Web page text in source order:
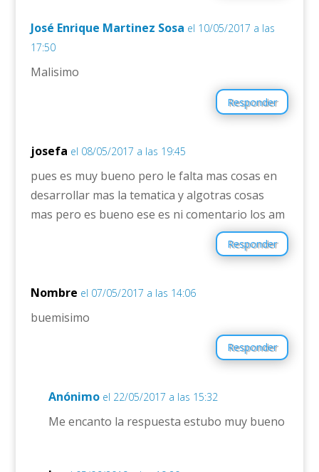
José Enrique Martinez Sosa el 10/05/2017 a las
17:50
Malisimo
Responder
josefa el 08/05/2017 a las 19:45
pues es muy bueno pero le falta mas cosas en
desarrollar mas la tematica y algotras cosas
mas pero es bueno ese es ni comentario los am
Responder
Nombre el 07/05/2017 a las 14:06
buemisimo
Responder
Anónimo el 22/05/2017 a las 15:32
Me encanto la respuesta estubo muy bueno